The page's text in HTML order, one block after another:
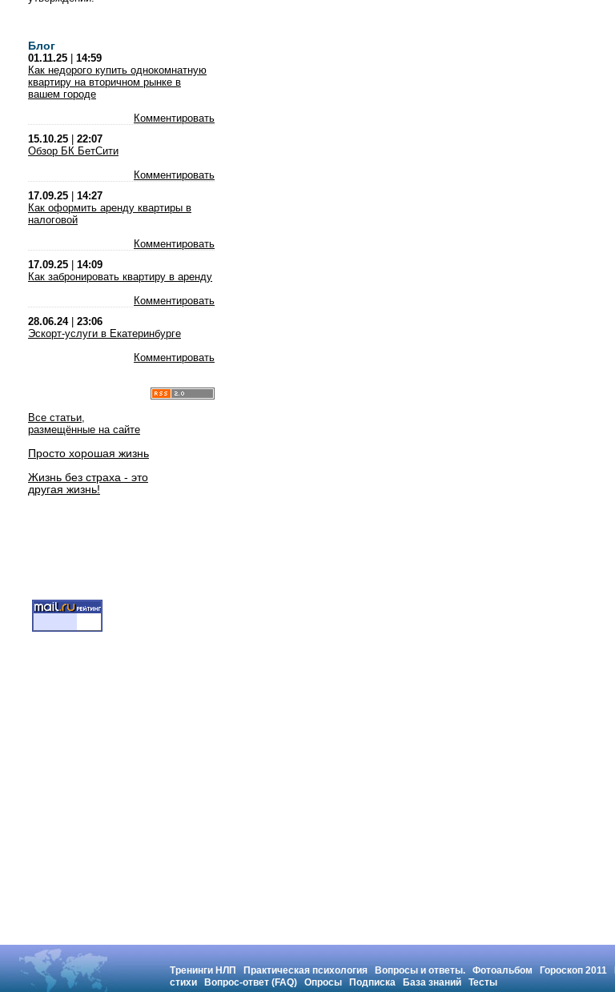
Блог
01.11.25
14:59
Как недорого купить однокомнатную
квартиру на вторичном рынке в
вашем городе
Комментировать
15.10.25
22:07
Обзор БК БетСити
Комментировать
17.09.25
14:27
Как оформить аренду квартиры в
налоговой
Комментировать
17.09.25
14:09
Как забронировать квартиру в аренду
Комментировать
28.06.24| 23:06
Эскорт-услуги в Екатеринбурге
Комментировать
Все статьи,
размещённые на сайте
Просто хорошая жизнь
Жизнь без страха - это
другая жизнь!
Тренинги НЛП Практическая психология Вопросы и ответы. Фотоальбом Гороскоп 2011
стихи
Вопрос-ответ (FAQ) Опросы Подписка База знаний Тесты